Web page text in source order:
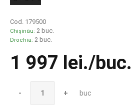
Cod. 179500
Chișinău: 2 buc.
Drochia: 2 buc.
1 997 lei./buc.
- + buc